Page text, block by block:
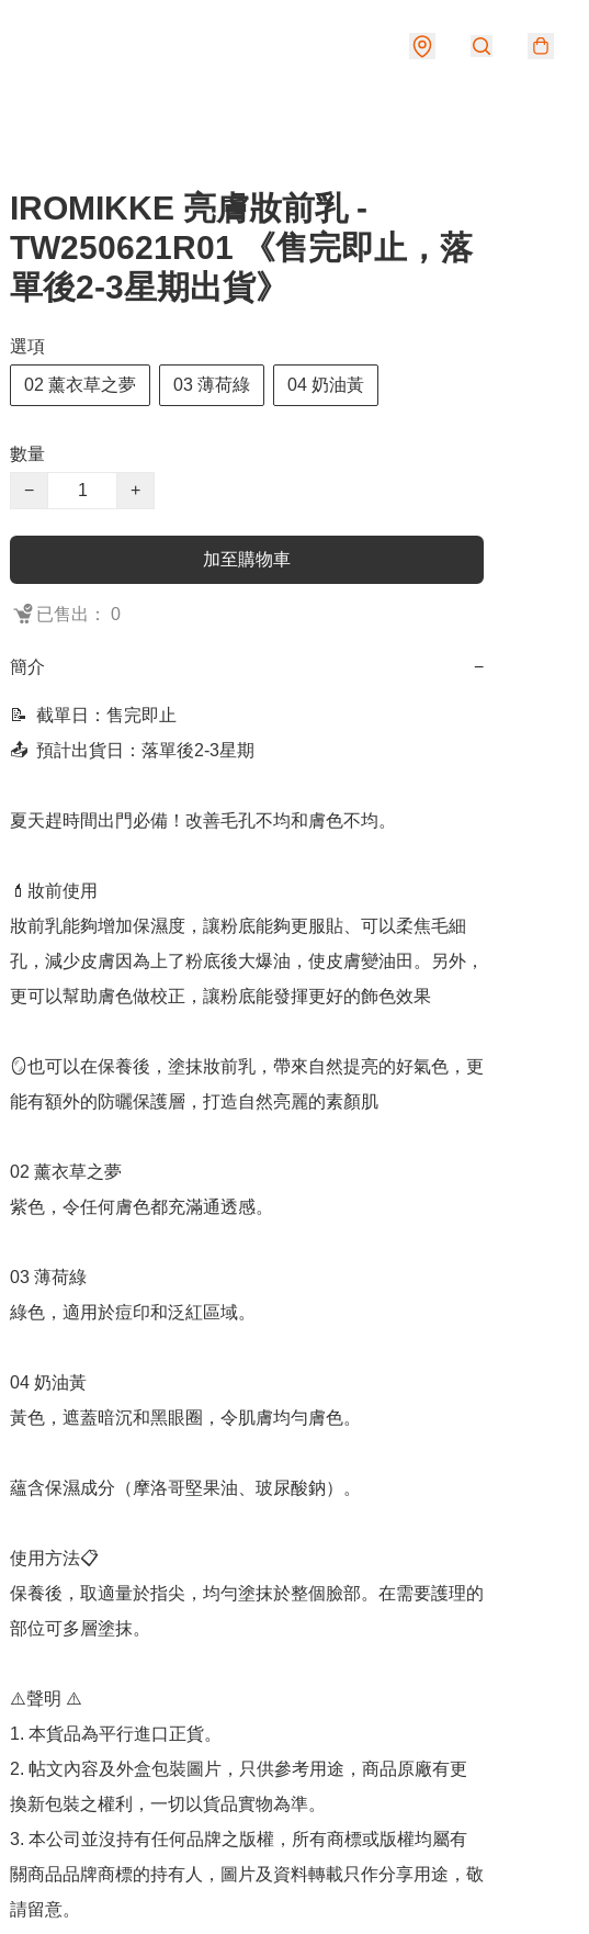
IROMIKKE 亮膚妝前乳 -
TW250621R01 《售完即止，落
單後2-3星期出貨》
選項
02 薰衣草之夢 03 薄荷綠 04 奶油黃
數量
−
+
加至購物車
已售出： 0
簡介 −
📝  截單日：售完即止
📤  預計出貨日：落單後2-3星期
夏天趕時間出門必備！改善毛孔不均和膚色不均。
💄妝前使用
妝前乳能夠增加保濕度，讓粉底能夠更服貼、可以柔焦毛細
孔，減少皮膚因為上了粉底後大爆油，使皮膚變油田。另外，
更可以幫助膚色做校正，讓粉底能發揮更好的飾色效果
🪞也可以在保養後，塗抹妝前乳，帶來自然提亮的好氣色，更
能有額外的防曬保護層，打造自然亮麗的素顏肌
02 薰衣草之夢
紫色，令任何膚色都充滿通透感。
03 薄荷綠
綠色，適用於痘印和泛紅區域。
04 奶油黃
黃色，遮蓋暗沉和黑眼圈，令肌膚均勻膚色。
蘊含保濕成分（摩洛哥堅果油、玻尿酸鈉）。
使用方法📋
保養後，取適量於指尖，均勻塗抹於整個臉部。在需要護理的
部位可多層塗抹。
⚠️聲明 ⚠️
1. 本貨品為平行進口正貨。
2. 帖文內容及外盒包裝圖片，只供參考用途，商品原廠有更
換新包裝之權利，一切以貨品實物為準。
3. 本公司並沒持有任何品牌之版權，所有商標或版權均屬有
關商品品牌商標的持有人，圖片及資料轉載只作分享用途，敬
請留意。